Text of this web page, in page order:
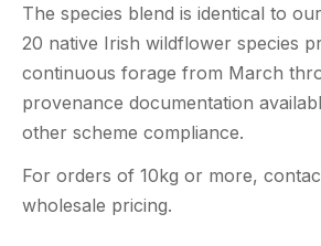
The species blend is identical to
20 native Irish wildflower species
continuous forage from March
provenance documentation
other scheme compliance.
For orders of 10kg or more,
wholesale pricing.